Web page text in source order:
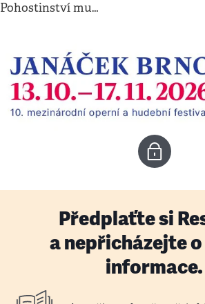
Pohostinství mu…
Předplaťte si
a nepřicházejte
informace.